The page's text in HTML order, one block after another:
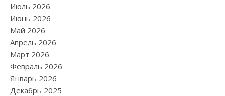
Июль 2026
Июнь 2026
Май 2026
Апрель 2026
Март 2026
Февраль 2026
Январь 2026
Декабрь 2025